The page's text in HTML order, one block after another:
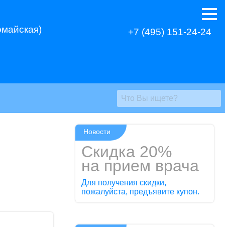
+7 (495) 151-24-24
Скидка 20%
на прием врача
Для получения скидки,
пожалуйста, предъявите купон.
Новости